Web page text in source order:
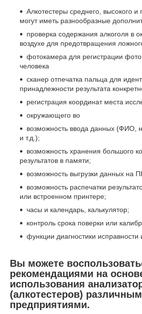
Алкотестеры среднего, высокого
могут иметь разнообразные
проверка содержания алкоголя в
воздухе для предотвращения
фотокамера для регистрации
человека
сканер отпечатка пальца для
принадлежности результата
регистрация координат места
окружающего во
возможность ввода данных (ФИО,
и т.д.);
возможность хранения большого
результатов в памяти;
возможность выгрузки данных на
возможность распечатки
или встроенном принтере;
часы и календарь, калькулятор;
контроль срока поверки или
функции диагностики исправности
Вы можете
рекомендациями на
использования
(алкотестеров)
предприятиями.